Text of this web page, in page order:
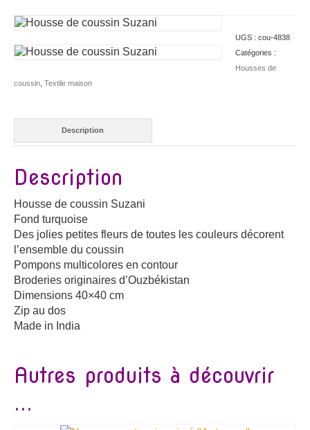
UGS : cou-4838
Catégories :
Housses de
coussin Textile maison
Description
Description
Housse de coussin Suzani
Fond turquoise
Des jolies petites fleurs de toutes les couleurs décorent
l’ensemble du coussin
Pompons multicolores en contour
Broderies originaires d’Ouzbékistan
Dimensions 40×40 cm
Zip au dos
Made in India
Autres produits à découvrir
...